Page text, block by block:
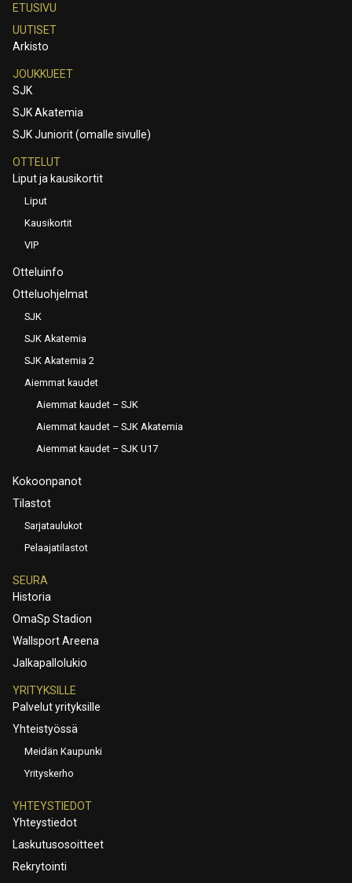
ETUSIVU
UUTISET
Arkisto
JOUKKUEET
SJK
SJK Akatemia
SJK Juniorit (omalle sivulle)
OTTELUT
Liput ja kausikortit
Liput
Kausikortit
VIP
Otteluinfo
Otteluohjelmat
SJK
SJK Akatemia
SJK Akatemia 2
Aiemmat kaudet
Aiemmat kaudet – SJK
Aiemmat kaudet – SJK Akatemia
Aiemmat kaudet – SJK U17
Kokoonpanot
Tilastot
Sarjataulukot
Pelaajatilastot
SEURA
Historia
OmaSp Stadion
Wallsport Areena
Jalkapallolukio
YRITYKSILLE
Palvelut yrityksille
Yhteistyössä
Meidän Kaupunki
Yrityskerho
YHTEYSTIEDOT
Yhteystiedot
Laskutusosoitteet
Rekrytointi